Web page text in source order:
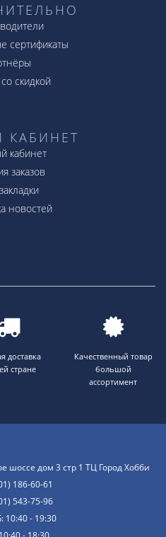
сертификаты
скидкой
КАБИНЕТ
кабинет
заказов
новостей
доставка
стране
Качественный товар
большой
ассортимент
шоссе дом 3 стр 1 ТЦ Город Хобби
186-60-61
543-75-96
10:40 - 19:30